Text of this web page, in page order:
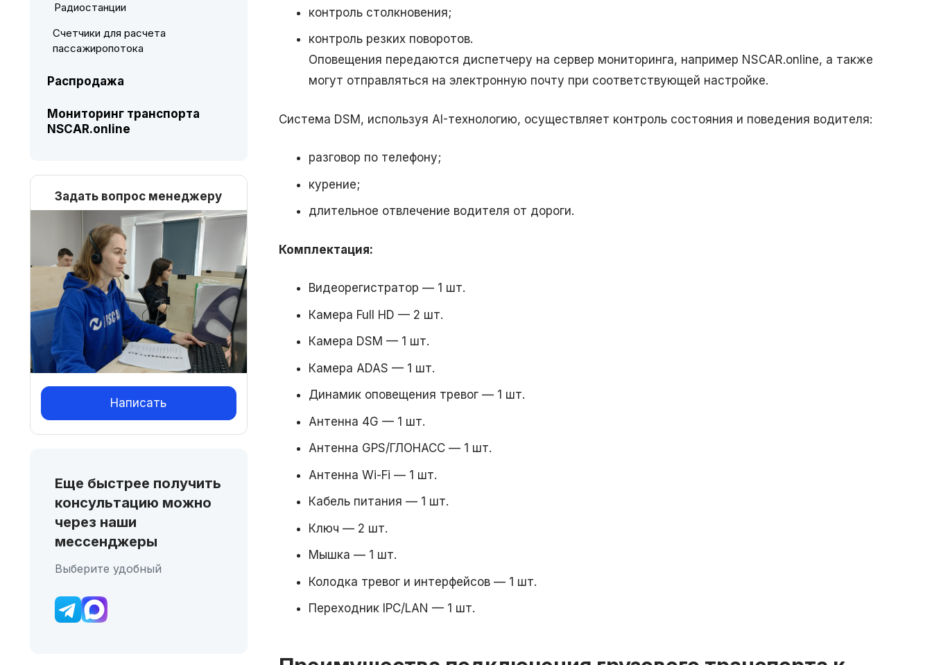
контроль столкновения;
контроль резких поворотов.
Оповещения передаются диспетчеру на сервер мониторинга, например NSCAR.online, а также
могут отправляться на электронную почту при соответствующей настройке.
Система DSM, используя AI-технологию, осуществляет контроль состояния и поведения водителя:
разговор по телефону;
курение;
длительное отвлечение водителя от дороги.
Комплектация:
Видеорегистратор — 1 шт.
Камера Full HD — 2 шт.
Камера DSM — 1 шт.
Камера ADAS — 1 шт.
Динамик оповещения тревог — 1 шт.
Антенна 4G — 1 шт.
Антенна GPS/ГЛОНАСС — 1 шт.
Антенна Wi-Fi — 1 шт.
Кабель питания — 1 шт.
Ключ — 2 шт.
Мышка — 1 шт.
Колодка тревог и интерфейсов — 1 шт.
Переходник IPC/LAN — 1 шт.
Радиостанции
Счетчики для расчета
пассажиропотока
Распродажа
Мониторинг транспорта
NSCAR.online
Задать вопрос менеджеру
Написать
Еще быстрее получить
консультацию можно
через наши
мессенджеры
Выберите удобный